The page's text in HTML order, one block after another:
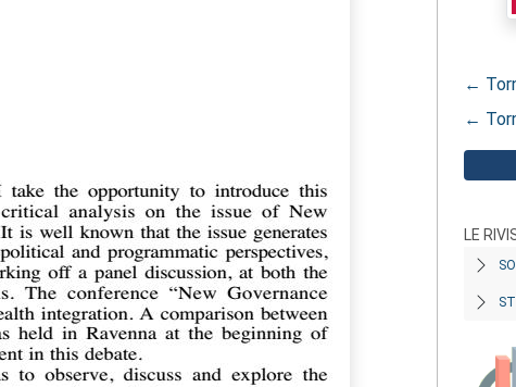
←
←
LE